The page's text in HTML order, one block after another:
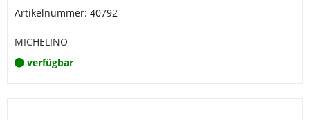
Artikelnummer: 40792
MICHELINO
verfügbar